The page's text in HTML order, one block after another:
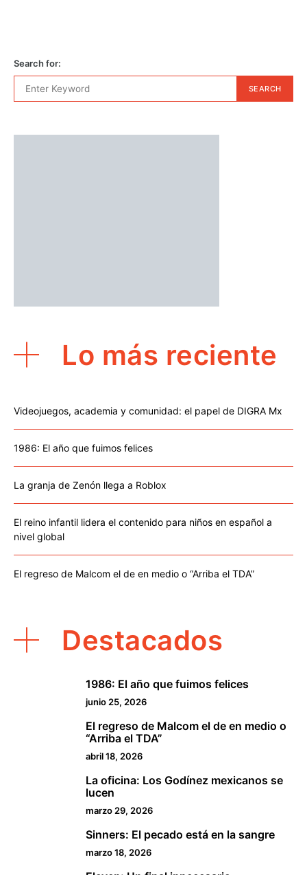
Search for:
SEARCH
Lo más reciente
Videojuegos, academia y comunidad: el papel de DIGRA Mx
1986: El año que fuimos felices
La granja de Zenón llega a Roblox
El reino infantil lidera el contenido para niños en español a
nivel global
El regreso de Malcom el de en medio o “Arriba el TDA”
Destacados
1986: El año que fuimos felices
junio 25, 2026
El regreso de Malcom el de en medio o
“Arriba el TDA”
abril 18, 2026
La oficina: Los Godínez mexicanos se
lucen
marzo 29, 2026
Sinners: El pecado está en la sangre
marzo 18, 2026